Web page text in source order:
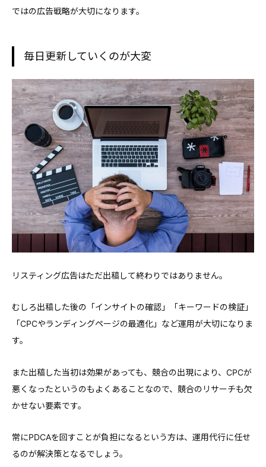
ではの広告戦略が大切になります。
毎日更新していくのが大変
リスティング広告はただ出稿して終わりではありません。
むしろ出稿した後の「インサイトの確認」「キーワードの検証」
「CPCやランディングページの最適化」など運用が大切になりま
す。
また出稿した当初は効果があっても、競合の出現により、CPCが
悪くなったというのもよくあることなので、競合のリサーチも欠
かせない要素です。
常にPDCAを回すことが負担になるという方は、運用代行に任せ
るのが解決策となるでしょう。